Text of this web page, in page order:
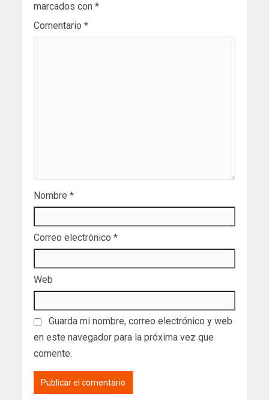
marcados con *
Comentario *
Nombre *
Correo electrónico *
Web
Guarda mi nombre, correo electrónico y web
en este navegador para la próxima vez que
comente.